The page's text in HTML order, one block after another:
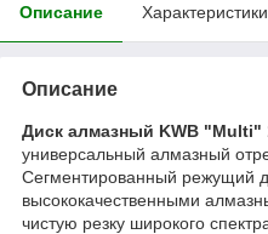
Описание Характеристики
Описание
Диск алмазный KWB "Multi"
универсальный алмазный
Сегментированный режущий
высококачественными
чистую резку широкого